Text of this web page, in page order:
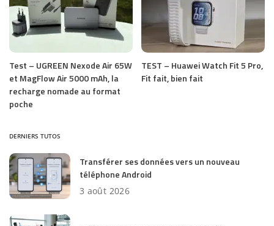
Test – UGREEN Nexode Air 65W
et MagFlow Air 5000 mAh, la
recharge nomade au format
poche
TEST – Huawei Watch Fit 5 Pro,
Fit fait, bien fait
DERNIERS TUTOS
Transférer ses données vers un nouveau
téléphone Android
3 août 2026